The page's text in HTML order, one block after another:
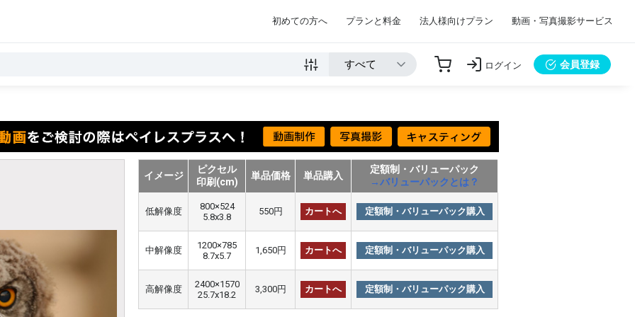
初めての方へ プランと料金 法人様向けプラン 動画・写真撮影サービス
ログイン 会員登録
イメージ
ピクセル
印刷(cm)
単品価格 単品購入
定額制・バリューパック
→バリューパックとは？
低解像度
800×524
5.8x3.8
550円 カートへ 定額制・バリューパック購入
中解像度
1200×785
8.7x5.7
1,650円 カートへ 定額制・バリューパック購入
高解像度
2400×1570
25.7x18.2
3,300円 カートへ 定額制・バリューパック購入